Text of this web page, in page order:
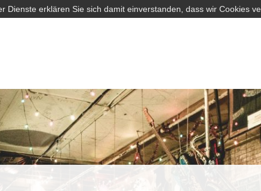
Dienste erklären Sie sich damit einverstanden, dass wir Cookies